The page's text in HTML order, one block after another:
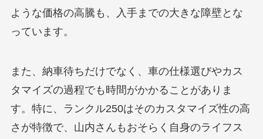
ような価格の高騰も、入手までの大きな障壁とな
っています。
また、納車待ちだけでなく、車の仕様選びやカス
タマイズの過程でも時間がかかることがありま
す。特に、ランクル250はそのカスタマイズ性の高
さが特徴で、山内さんもおそらく自身のライフス